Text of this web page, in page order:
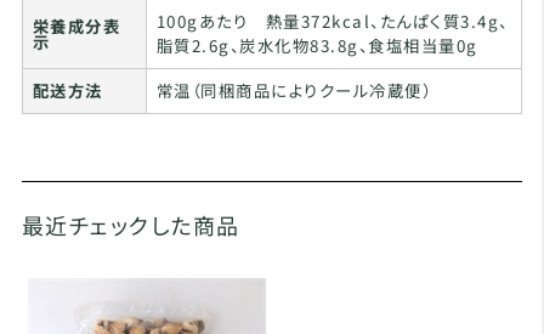
栄養成分表
示
100gあたり 熱量372kcal、たんぱく質3.4g、
脂質2.6g、炭水化物83.8g、食塩相当量0g
配送方法
常温（同梱商品によりクール冷蔵便）
最近チェックした商品